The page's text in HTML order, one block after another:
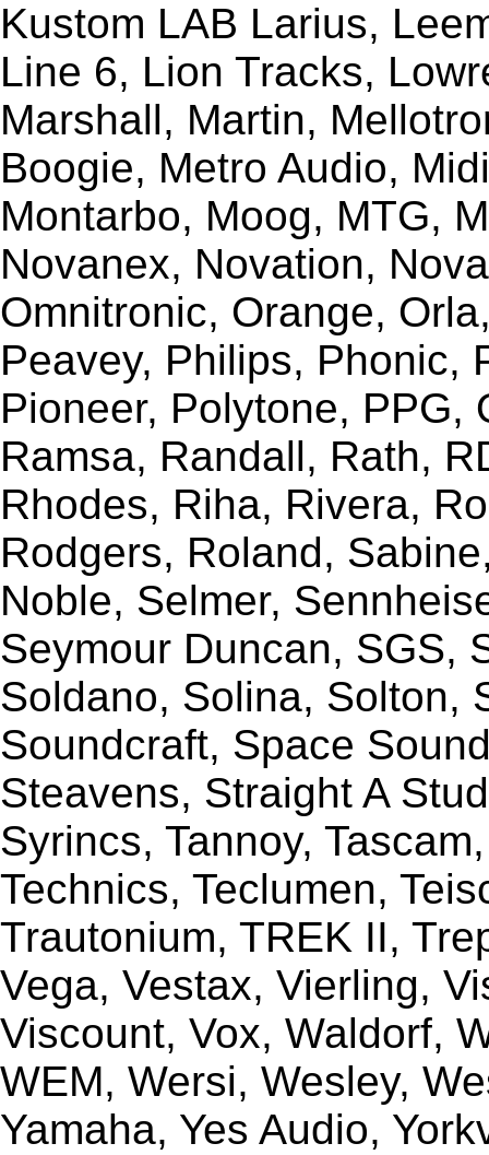
Kustom LAB Larius,
Line 6, Lion Tracks,
Marshall, Martin,
Boogie, Metro Audio,
Montarbo, Moog, MTG,
Novanex, Novation,
Omnitronic, Orange,
Peavey, Philips, Phonic,
Pioneer, Polytone, PPG,
Ramsa, Randall, Rath,
Rhodes, Riha, Rivera,
Rodgers, Roland,
Noble, Selmer,
Seymour Duncan, SGS,
Soldano, Solina, Solton,
Soundcraft, Space
Steavens, Straight A
Syrincs, Tannoy,
Technics, Teclumen,
Trautonium, TREK II,
Vega, Vestax, Vierling,
Viscount, Vox, Waldorf,
WEM, Wersi, Wesley,
Yamaha, Yes Audio,